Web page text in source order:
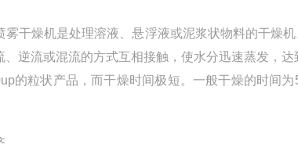
雾干燥机是处理溶液、悬浮液或泥浆状物料的干燥
、逆流或混流的方式互相接触，使水分迅速蒸发，
的粒状产品，而干燥时间极短。一般干燥的时间